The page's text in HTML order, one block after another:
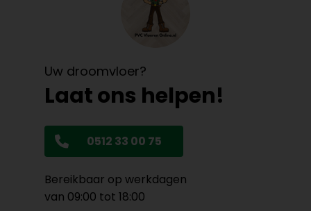
Uw droomvloer?
Laat ons helpen!
0512 33 00 75
Bereikbaar op werkdagen
van 09:00 tot 18:00